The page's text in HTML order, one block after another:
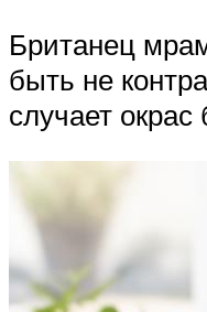
Британец
быть не
случает окрас